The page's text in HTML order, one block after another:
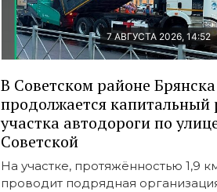
7 АВГУСТА 2026, 14:52
В Советском районе Брянска
продолжается капитальный
участка автодороги по
Советской
На участке, протяжённостью 1,9
проводит подрядная